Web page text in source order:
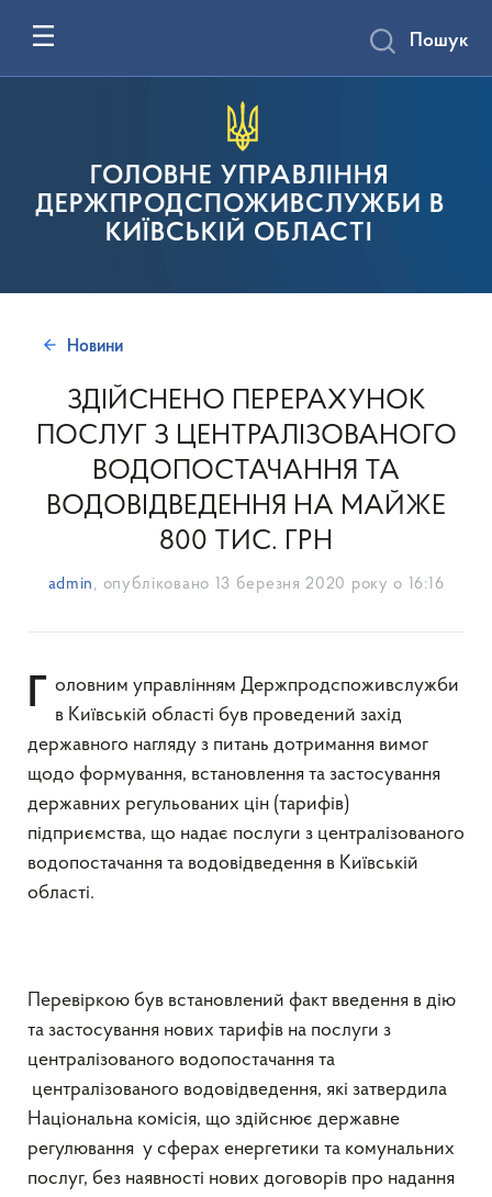
ГОЛОВНЕ УПРАВЛІННЯ
ДЕРЖПРОДСПОЖИВСЛУЖБИ В
КИЇВСЬКІЙ ОБЛАСТІ
Пошук
Новини
ЗДІЙСНЕНО ПЕРЕРАХУНОК
ПОСЛУГ З ЦЕНТРАЛІЗОВАНОГО
ВОДОПОСТАЧАННЯ ТА
ВОДОВІДВЕДЕННЯ НА МАЙЖЕ
800 ТИС. ГРН
admin , опубліковано 13 березня 2020 року о 16:16
Головним управлінням Держпродспоживслужби
в Київській області був проведений захід
державного нагляду з питань дотримання вимог
щодо формування, встановлення та застосування
державних регульованих цін (тарифів)
підприємства, що надає послуги з централізованого
водопостачання та водовідведення в Київській
області.
Перевіркою був встановлений факт введення в дію
та застосування нових тарифів на послуги з
централізованого водопостачання та
централізованого водовідведення, які затвердила
Національна комісія, що здійснює державне
регулювання у сферах енергетики та комунальних
послуг, без наявності нових договорів про надання